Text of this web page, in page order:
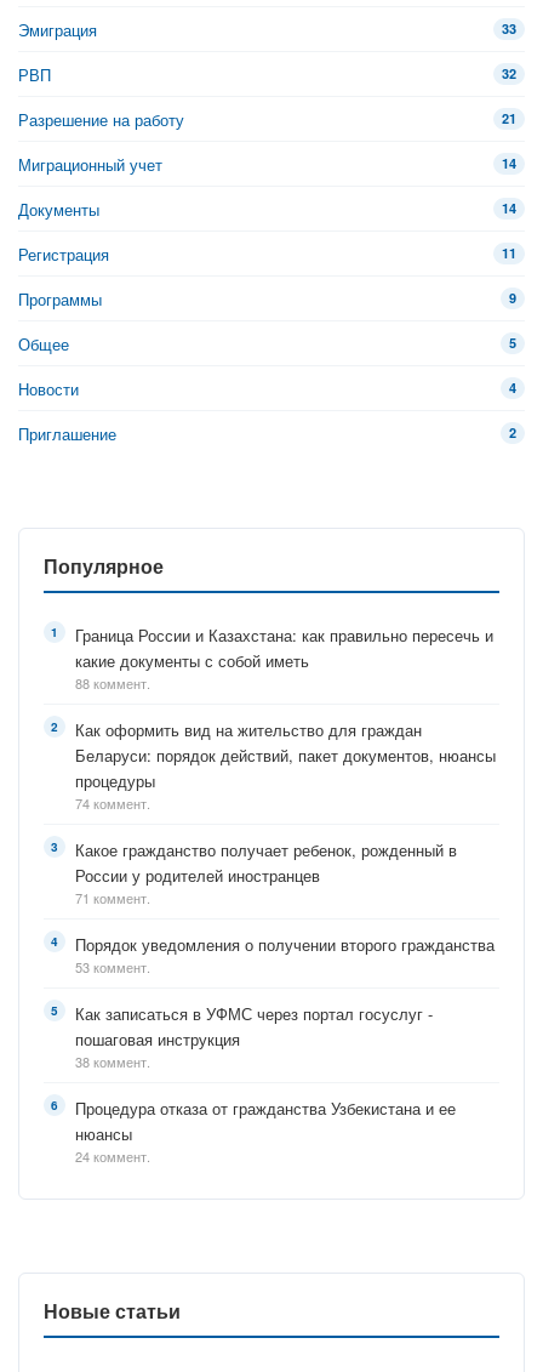
Эмиграция 33
РВП 32
Разрешение на работу 21
Миграционный учет 14
Документы 14
Регистрация 11
Программы 9
Общее 5
Новости 4
Приглашение 2
Популярное
Граница России и Казахстана: как правильно пересечь и
какие документы с собой иметь
88 коммент.
Как оформить вид на жительство для граждан
Беларуси: порядок действий, пакет документов, нюансы
процедуры
74 коммент.
Какое гражданство получает ребенок, рожденный в
России у родителей иностранцев
71 коммент.
Порядок уведомления о получении второго гражданства
53 коммент.
Как записаться в УФМС через портал госуслуг -
пошаговая инструкция
38 коммент.
Процедура отказа от гражданства Узбекистана и ее
нюансы
24 коммент.
Новые статьи